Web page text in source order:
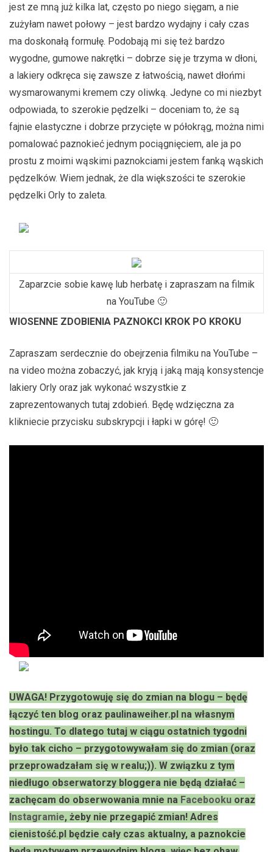
jest ze mną już kilka lat, często po niego sięgam, a nie
zużyłam nawet połowy – jest bardzo wydajny i cały czas
ma doskonałą formułę. Podobają mi się też bardzo
wygodne, gumowe nakrętki – dobrze się je trzyma w dłoni,
a lakiery odkręca się zawsze z łatwością, nawet dłońmi
wysmarowanymi kremem czy oliwką. Jedyne co mi niezbyt
odpowiada, to szerokie pędzelki – doceniam to, że są
fajnie elastyczne i dobrze przycięte w półokrąg, można nimi
pomalować paznokieć jednym pociągnięciem, ale ja po
prostu z moimi wąskimi paznokciami jestem fanką wąskich
pędzelków. Wiem jednak, że dla większości te szerokie
pędzelki Orly to zaleta.
Zaparzcie sobie kawę lub herbatę i zapraszam na filmik
na YouTube 🙂
WIOSENNE ZDOBIENIA PAZNOKCI KROK PO KROKU
Zapraszam serdecznie do obejrzenia filmiku na YouTube –
na video można zobaczyć, jak kryją i jaką mają konsystencje
lakiery Orly oraz jak wykonać wszystkie z
zaprezentowanych tutaj zdobień. Będę wdzięczna za
klikniecie przycisku subskrypcji i łapki w górę! 🙂
UWAGA! Przygotowuję się do zmian na blogu – będę
łączyć ten blog oraz paulinaweiher.pl na własnym
hostingu. To dlatego tutaj w ciągu ostatnich tygodni
było tak cicho – przygotowywałam się do zmian (oraz
przeprowadzałam się w realu;)). W związku z tym
niedługo obserwatorzy bloggera nie będą działać –
zachęcam do obserwowania mnie na Facebooku oraz
Instagramie, żeby nie przegapić zmian! Adres
cienistość.pl będzie cały czas aktualny, a paznokcie